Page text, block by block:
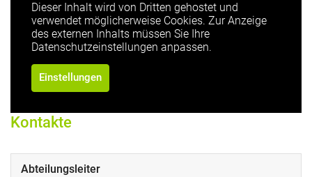
Dieser Inhalt wird von Dritten gehostet und
verwendet möglicherweise Cookies. Zur Anzeige
des externen Inhalts müssen Sie Ihre
Datenschutzeinstellungen anpassen.
Einstellungen
Kontakte
Abteilungsleiter